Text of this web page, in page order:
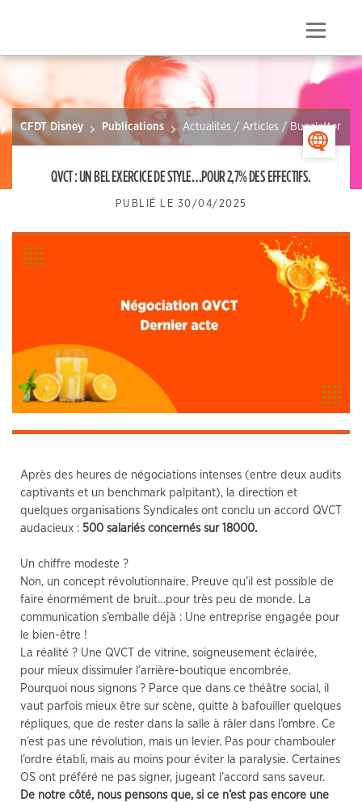
Menu
CFDT Disney Publications Actualités / Articles / Buzzletter
QVCT : UN BEL EXERCICE DE STYLE…POUR 2,7% DES EFFECTIFS.
PUBLIÉ LE 30/04/2025
Après des heures de négociations intenses (entre deux audits
captivants et un benchmark palpitant), la direction et
quelques organisations Syndicales ont conclu un accord QVCT
audacieux : 500 salariés concernés sur 18000.
Un chiffre modeste ?
Non, un concept révolutionnaire. Preuve qu’il est possible de
faire énormément de bruit…pour très peu de monde. La
communication s’emballe déjà : Une entreprise engagée pour
le bien-être !
La réalité ? Une QVCT de vitrine, soigneusement éclairée,
pour mieux dissimuler l’arrière-boutique encombrée.
Pourquoi nous signons ? Parce que dans ce théâtre social, il
vaut parfois mieux être sur scène, quitte à bafouiller quelques
répliques, que de rester dans la salle à râler dans l’ombre. Ce
n’est pas une révolution, mais un levier. Pas pour chambouler
l’ordre établi, mais au moins pour éviter la paralysie. Certaines
OS ont préféré ne pas signer, jugeant l’accord sans saveur.
De notre côté, nous pensons que, si ce n’est pas encore une